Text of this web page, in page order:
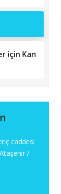
için Kan
caddesi
/